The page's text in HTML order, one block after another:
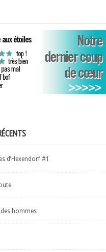
d’Hexendorf #1
hommes